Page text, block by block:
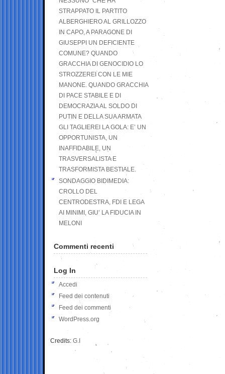
STRAPPATO IL PARTITO
ALBERGHIERO AL GRILLOZZO
IN CAPO, A PARAGONE DI
GIUSEPPI UN DEFICIENTE
COMUNE? QUANDO
GRACCHIA DI GENOCIDIO LO
STROZZEREI CON LE MIE
MANONE. QUANDO GRACCHIA
DI PACE STABILE E DI
DEMOCRAZIA AL SOLDO DI
PUTIN E DELLA SUA ARMATA
GLI TAGLIEREI LA GOLA: E’ UN
OPPORTUNISTA, UN
INAFFIDABILE, UN
TRASVERSALISTA E
TRASFORMISTA BESTIALE.
SONDAGGIO BIDIMEDIA:
CROLLO DEL
CENTRODESTRA, FDI E LEGA
AI MINIMI, GIU’ LA FIDUCIA IN
MELONI
Commenti recenti
Log In
Accedi
Feed dei contenuti
Feed dei commenti
WordPress.org
Credits: G.I